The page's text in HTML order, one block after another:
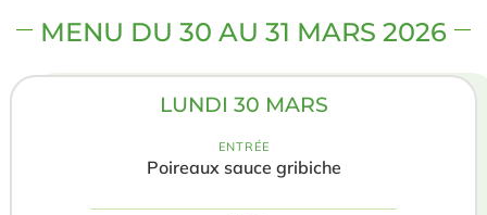
MENU DU 30 AU 31 MARS 2026
LUNDI 30 MARS
ENTRÉE
Poireaux sauce gribiche